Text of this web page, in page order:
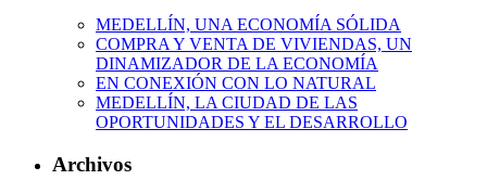
MEDELLÍN, UNA ECONOMÍA SÓLIDA
COMPRA Y VENTA DE VIVIENDAS, UN
DINAMIZADOR DE LA ECONOMÍA
EN CONEXIÓN CON LO NATURAL
MEDELLÍN, LA CIUDAD DE LAS
OPORTUNIDADES Y EL DESARROLLO
Archivos